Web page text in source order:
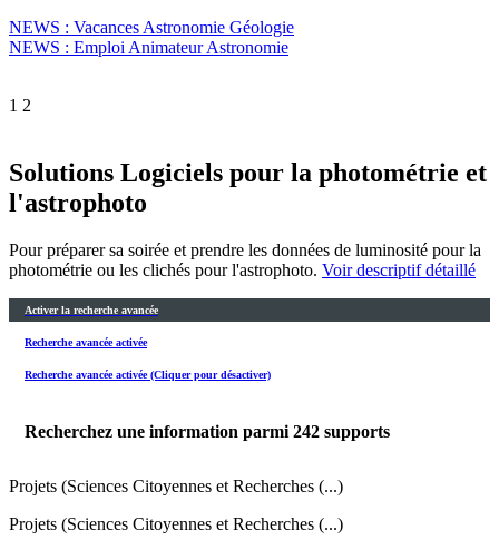
NEWS : Vacances Astronomie Géologie
NEWS : Emploi Animateur Astronomie
1 2
Solutions Logiciels pour la photométrie et
l'astrophoto
Pour préparer sa soirée et prendre les données de luminosité pour la
photométrie ou les clichés pour l'astrophoto. Voir descriptif détaillé
Activer la recherche avancée
Recherche avancée activée
Recherche avancée activée (Cliquer pour désactiver)
Recherchez une information parmi 242 supports
Projets (Sciences Citoyennes et Recherches (...)
Projets (Sciences Citoyennes et Recherches (...)